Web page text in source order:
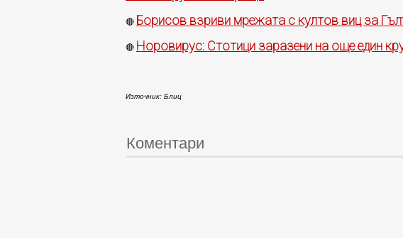
🔴 Борисов взриви мрежата с култов виц за
🔴 Норовирус: Стотици заразени на още един
Източник: Блиц
Коментари